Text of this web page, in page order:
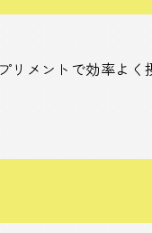
メントで効率よく